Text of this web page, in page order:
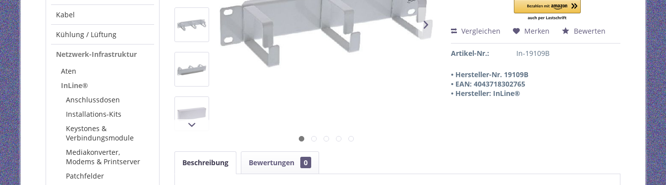
Kabel
Kühlung / Lüftung
Netzwerk-Infrastruktur
Aten
InLine®
Anschlussdosen
Installations-Kits
Keystones &
Verbindungsmodule
Mediakonverter,
Modems & Printserver
Patchfelder
Vergleichen Merken Bewerten
Artikel-Nr.: In-19109B
• Hersteller-Nr. 19109B
• EAN: 4043718302765
• Hersteller: InLine®
Beschreibung Bewertungen 0